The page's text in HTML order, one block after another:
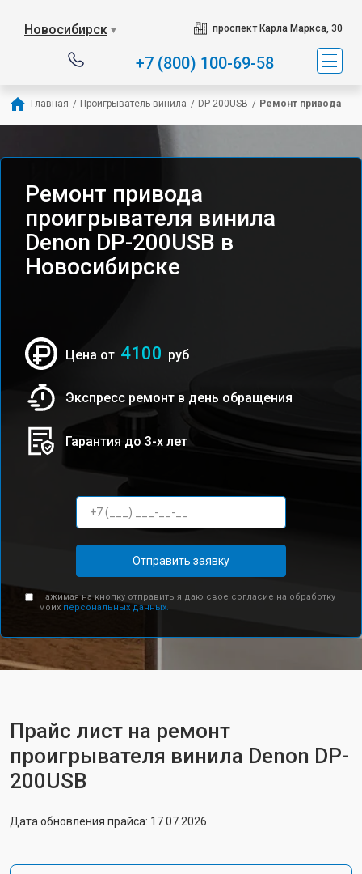
Новосибирск ▼ проспект Карла Маркса, 30
+7 (800) 100-69-58
Главная / Проигрыватель винила / DP-200USB / Ремонт привода
Ремонт привода
проигрывателя винила
Denon DP-200USB в
Новосибирске
Цена от 4100 руб
Экспресс ремонт в день обращения
Гарантия до 3-х лет
Отправить заявку
Нажимая на кнопку отправить я даю свое согласие на обработку
моих персональных данных.
Прайс лист на ремонт
проигрывателя винила Denon DP-
200USB
Дата обновления прайса: 17.07.2026